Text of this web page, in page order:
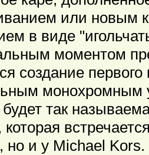
или новым
в виде
моментом
создание
монохромным
будет так
но и у Michael Kors.